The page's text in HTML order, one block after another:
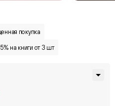
покупка
на книги от 3 шт